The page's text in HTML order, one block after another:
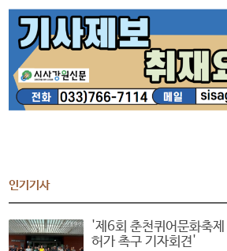
인기기사
'제6회 춘천퀴어문화축
허가 촉구 기자회견'